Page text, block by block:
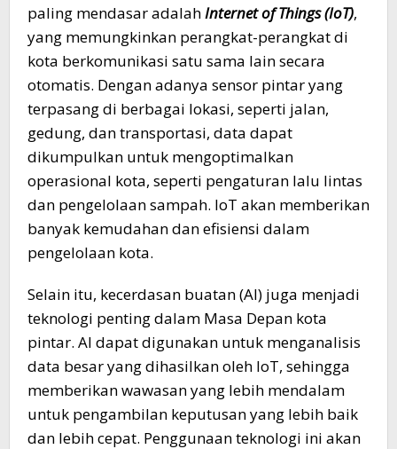
paling mendasar adalahInternet of Things (IoT),
yang memungkinkan perangkat-perangkat di
kota berkomunikasi satu sama lain secara
otomatis. Dengan adanya sensor pintar yang
terpasang di berbagai lokasi, seperti jalan,
gedung, dan transportasi, data dapat
dikumpulkan untuk mengoptimalkan
operasional kota, seperti pengaturan lalu lintas
dan pengelolaan sampah. IoT akan memberikan
banyak kemudahan dan efisiensi dalam
pengelolaan kota.
Selain itu, kecerdasan buatan (AI) juga menjadi
teknologi penting dalam Masa Depan kota
pintar. AI dapat digunakan untuk menganalisis
data besar yang dihasilkan oleh IoT, sehingga
memberikan wawasan yang lebih mendalam
untuk pengambilan keputusan yang lebih baik
dan lebih cepat. Penggunaan teknologi ini akan